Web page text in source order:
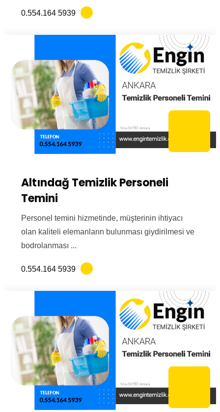
0.554.164 5939
Altındağ Temizlik Personeli
Temini
Personel temini hizmetinde, müşterinin ihtiyacı
olan kaliteli elemanların bulunması giydirilmesi ve
bodrolanması ...
0.554.164 5939